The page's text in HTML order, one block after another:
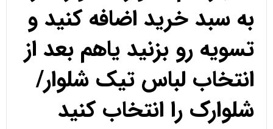
به سبد خرید اضافه کنید و
تسویه رو بزنید یاهم بعد از
انتخاب لباس تیک شلوار/
شلوارک را انتخاب کنید